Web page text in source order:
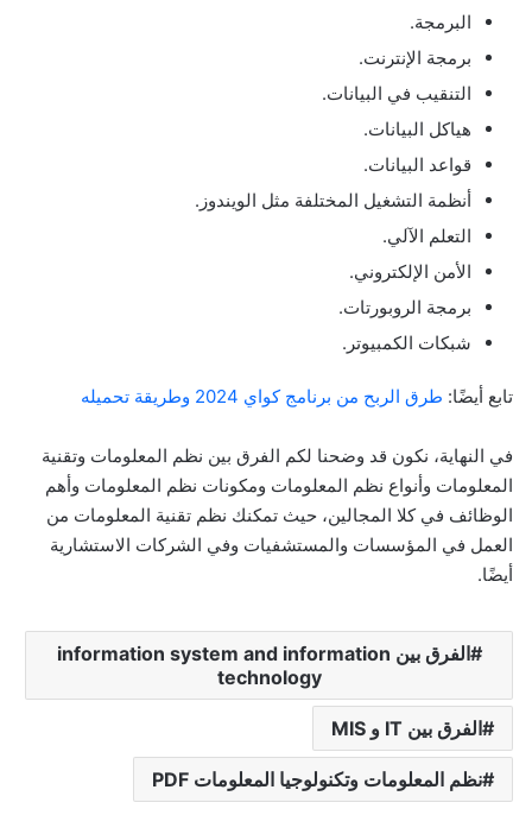
البرمجة.
برمجة الإنترنت.
التنقيب في البيانات.
هياكل البيانات.
قواعد البيانات.
أنظمة التشغيل المختلفة مثل الويندوز.
التعلم الآلي.
الأمن الإلكتروني.
برمجة الروبورتات.
شبكات الكمبيوتر.
تابع أيضًا: طرق الربح من برنامج كواي 2024 وطريقة تحميله
في النهاية، نكون قد وضحنا لكم الفرق بين نظم المعلومات وتقنية
المعلومات وأنواع نظم المعلومات ومكونات نظم المعلومات وأهم
الوظائف في كلا المجالين، حيث تمكنك نظم تقنية المعلومات من
العمل في المؤسسات والمستشفيات وفي الشركات الاستشارية
أيضًا.
الفرق بين information system and information
technology
الفرق بين IT و MIS
نظم المعلومات وتكنولوجيا المعلومات PDF